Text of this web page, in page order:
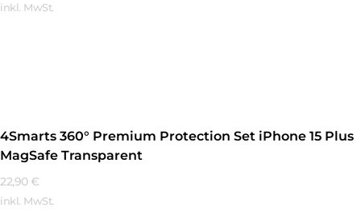
inkl. MwSt.
4Smarts 360° Premium Protection Set iPhone 15 Plus
MagSafe Transparent
22,90 €
inkl. MwSt.